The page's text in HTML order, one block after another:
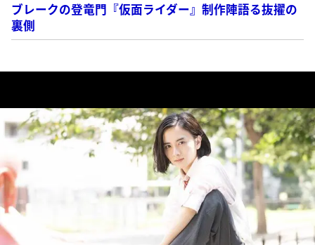
ブレークの登竜門『仮面ライダー』制作陣語る抜擢の
裏側